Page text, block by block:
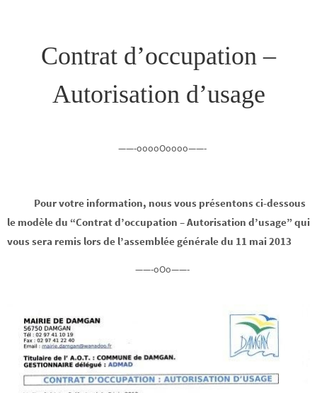
Contrat d’occupation –
Autorisation d’usage
——-ooooOoooo——-
Pour votre information, nous vous présentons ci-dessous
le modèle du “Contrat d’occupation – Autorisation d’usage” qui
vous sera remis lors de l’assemblée générale du 11 mai 2013
——-oOo——-